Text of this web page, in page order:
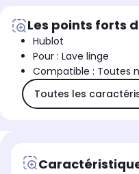
Les points forts
Hublot
Pour : Lave linge
Compatible : Toutes
Toutes les